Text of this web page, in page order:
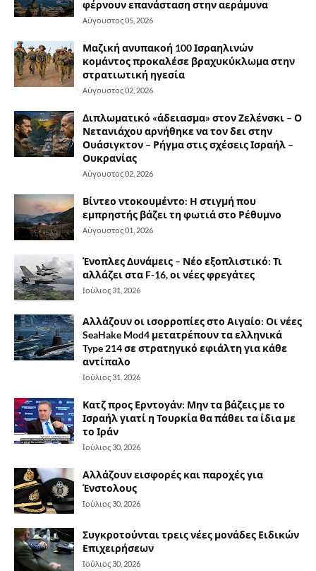
φέρνουν επανάσταση στην αεράμυνα
Αύγουστος 05, 2026
Μαζική ανυπακοή 100 Ισραηλινών
κομάντος προκαλέσε βραχυκύκλωμα στην
στρατιωτική ηγεσία
Αύγουστος 02, 2026
Διπλωματικό «άδειασμα» στον Ζελένσκι – Ο
Νετανιάχου αρνήθηκε να τον δει στην
Ουάσιγκτον – Ρήγμα στις σχέσεις Ισραήλ –
Ουκρανίας
Αύγουστος 02, 2026
Βίντεο ντοκουμέντο: Η στιγμή που
εμπρηστής βάζει τη φωτιά στο Ρέθυμνο
Αύγουστος 01, 2026
Ένοπλες Δυνάμεις – Νέο εξοπλιστικό: Τι
αλλάζει στα F-16, οι νέες φρεγάτες
Ιούλιος 31, 2026
Αλλάζουν οι ισορροπίες στο Αιγαίο: Οι νέες
SeaHake Mod4 μετατρέπουν τα ελληνικά
Type 214 σε στρατηγικό εφιάλτη για κάθε
αντίπαλο
Ιούλιος 31, 2026
Κατζ προς Ερντογάν: Μην τα βάζεις με το
Ισραήλ γιατί η Τουρκία θα πάθει τα ίδια με
το Ιράν
Ιούλιος 30, 2026
Αλλάζουν εισφορές και παροχές για
Ένστολους
Ιούλιος 30, 2026
Συγκροτούνται τρεις νέες μονάδες Ειδικών
Επιχειρήσεων
Ιούλιος 30, 2026